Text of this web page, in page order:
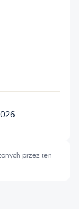
przez ten